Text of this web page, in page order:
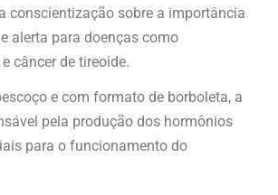
conscientização sobre a importância
alerta para doenças como
câncer de tireoide.
e com formato de borboleta, a
pela produção dos hormônios
para o funcionamento do